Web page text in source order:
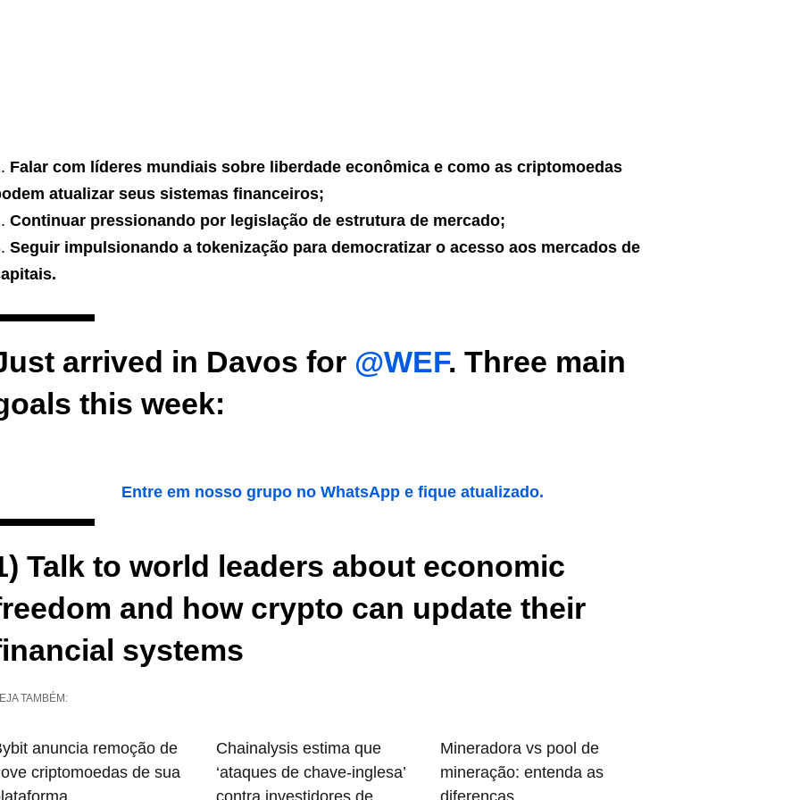
Falar com líderes mundiais sobre liberdade econômica e como as criptomoedas
atualizar seus sistemas financeiros;
Continuar pressionando por legislação de estrutura de mercado;
Seguir impulsionando a tokenização para democratizar o acesso aos mercados de
arrived in Davos for @WEF. Three main
this week:
Entre em nosso grupo no WhatsApp e fique atualizado.
Talk to world leaders about economic
and how crypto can update their
systems
TAMBÉM:
anuncia remoção de
criptomoedas de sua
Chainalysis estima que
‘ataques de chave-inglesa’
contra investidores de
Mineradora vs pool de
mineração: entenda as
diferenças